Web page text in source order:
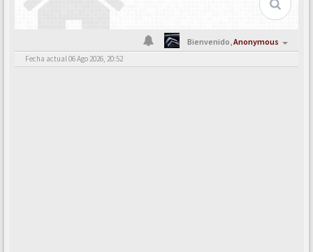
Bienvenido,Anonymous
Fecha actual 06 Ago 2026, 20:52